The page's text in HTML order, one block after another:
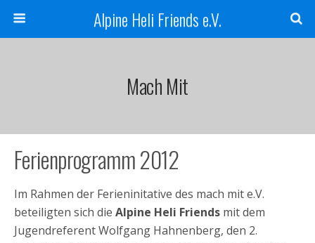
Alpine Heli Friends e.V.
Mach Mit
Ferienprogramm 2012
Im Rahmen der Ferieninitative des mach mit e.V.
beteiligten sich die Alpine Heli Friends mit dem
Jugendreferent Wolfgang Hahnenberg, den 2.